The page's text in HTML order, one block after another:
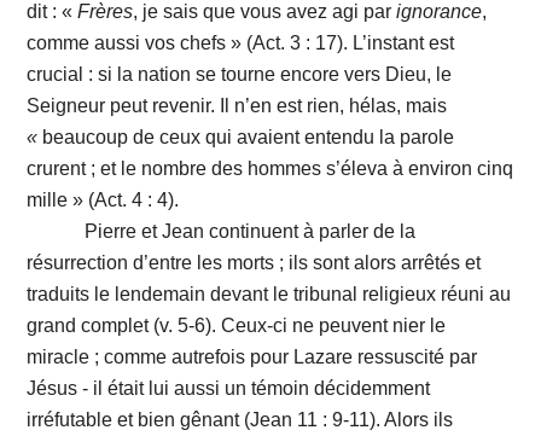
dit : «Frères, je sais que vous avez agi parignorance,
comme aussi vos chefs » (Act. 3 : 17). L’instant est
crucial : si la nation se tourne encore vers Dieu, le
Seigneur peut revenir. Il n’en est rien, hélas, mais
« beaucoup de ceux qui avaient entendu la parole
crurent ; et le nombre des hommes s’éleva à environ cinq
mille » (Act. 4 : 4).
Pierre et Jean continuent à parler de la
résurrection d’entre les morts ; ils sont alors arrêtés et
traduits le lendemain devant le tribunal religieux réuni au
grand complet (v. 5-6). Ceux-ci ne peuvent nier le
miracle ; comme autrefois pour Lazare ressuscité par
Jésus - il était lui aussi un témoin décidemment
irréfutable et bien gênant (Jean 11 : 9-11). Alors ils